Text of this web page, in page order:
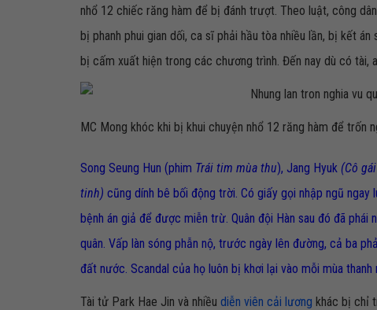
nhổ 12 chiếc răng hàm để bị đánh trượt. Theo luật, công
bị phanh phui gian dối, ca sĩ phải hầu tòa nhiều lần, bị kết
bị cấm xuất hiện trong các chương trình. Đến nay dù có tài,
MC Mong khóc khi bị khui chuyện nhổ 12 răng hàm để trốn
Song Seung Hun (phim Trái tim mùa thu), Jang Hyuk (Cô
tinh) cũng dính bê bối động trời. Có giấy gọi nhập ngũ
bệnh án giả để được miễn trừ. Quân đội Hàn sau đó đã
quân. Vấp làn sóng phẫn nộ, trước ngày lên đường, cả ba
đất nước. Scandal của họ luôn bị khơi lại vào mỗi mùa thanh
Tài tử Park Hae Jin và nhiều diễn viên cải lương khác bị chỉ